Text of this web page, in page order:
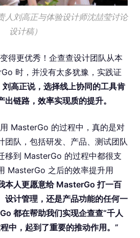
人刘高正与体验设计师沈喆莹讨论
设计稿）
得更优秀！企查查设计团队从本
时，并没有太多犹豫，实践证
刘高正说，选择线上协同的⼯具肯
链路，效率实现质的提升。
MasterGo 的过程中，真的是对
团队，包括研发、产品、测试团队
移到 MasterGo 的过程中都很支
MasterGo 之后的效率提升用
本人更愿意给 MasterGo 打一百
设计管理，还是产品功能的任何一
都在帮助我们实现企查查“千人
中，起到了重要的推动作用。”